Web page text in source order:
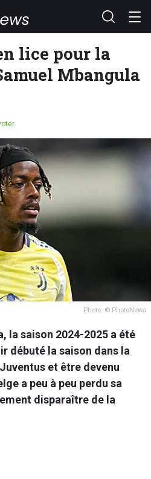
lice pour la
Mbangula
Photo: © PhotoNews
la saison 2024-2025 a été
débuté la saison dans la
et être devenu
a peu à peu perdu sa
disparaître de la